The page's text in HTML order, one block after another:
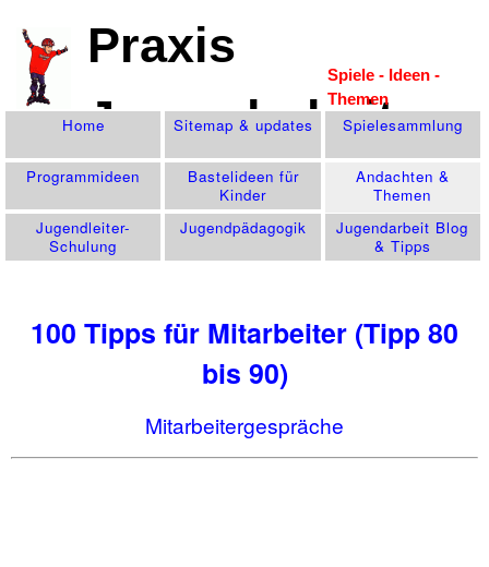
Praxis
Jugendarbeit
Spiele - Ideen -
Themen
Home Sitemap & updates Spiele­sammlung
Programm­ideen
Bastelideen für
Kinder
Andachten &
Themen
Jugendleiter-
Schulung
Jugend­pädagogik
Jugendarbeit Blog
& Tipps
100 Tipps für Mitarbeiter (Tipp 80
bis 90)
Mitarbeitergespräche